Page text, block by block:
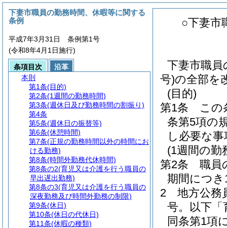
○下妻市
下妻市職員
号)の全部を
(目的)
第1条
この
条第5項の
し必要な
(1週間の勤
第2条
職員
期間につ
2
地方公務
号。以下「
同条第1項
下妻市職員の勤務時間、休暇等に関する
条例
平成7年3月31日 条例第1号
(令和8年4月1日施行)
条項目次
沿革
本則
第1条(目的)
第2条(1週間の勤務時間)
第3条(週休日及び勤務時間の割振り)
第4条
第5条(週休日の振替等)
第6条(休憩時間)
第7条(正規の勤務時間以外の時間にお
ける勤務)
第8条(時間外勤務代休時間)
第8条の2(育児又は介護を行う職員の
早出遅出勤務)
第8条の3(育児又は介護を行う職員の
深夜勤務及び時間外勤務の制限)
第9条(休日)
第10条(休日の代休日)
第11条(休暇の種類)